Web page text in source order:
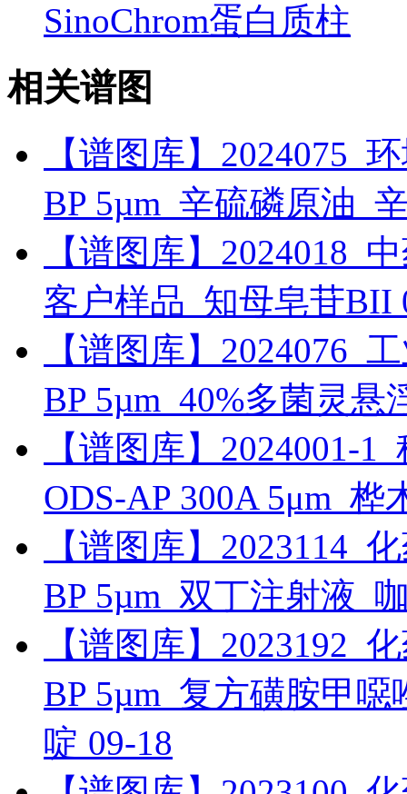
SinoChrom蛋白质柱
相关谱图
【谱图库】2024075_
BP 5µm_辛硫磷原油_
【谱图库】2024018_
客户样品_知母皂苷BII
【谱图库】2024076_
BP 5µm_40%多菌灵
【谱图库】2024001-
ODS-AP 300A 5μm_桦
【谱图库】2023114_
BP 5µm_双丁注射液_
【谱图库】2023192_
BP 5µm_复方磺胺甲
啶 09-18